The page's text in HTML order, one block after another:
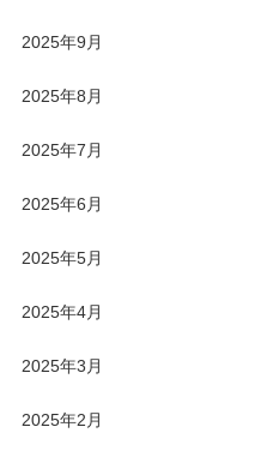
2025年9月
2025年8月
2025年7月
2025年6月
2025年5月
2025年4月
2025年3月
2025年2月